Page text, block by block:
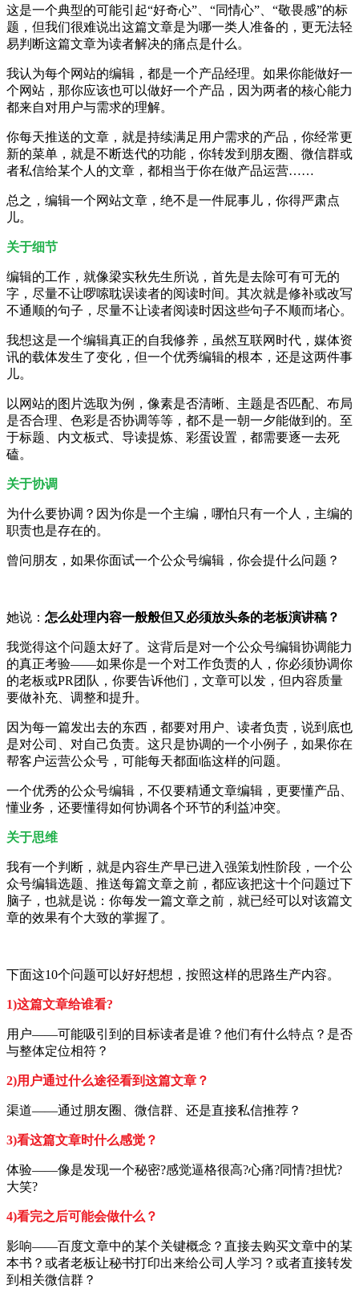
这是一个典型的可能引起“好奇心”、“同情心”、“敬畏感”的标
题，但我们很难说出这篇文章是为哪一类人准备的，更无法轻
易判断这篇文章为读者解决的痛点是什么。
我认为每个网站的编辑，都是一个产品经理。如果你能做好一
个网站，那你应该也可以做好一个产品，因为两者的核心能力
都来自对用户与需求的理解。
你每天推送的文章，就是持续满足用户需求的产品，你经常更
新的菜单，就是不断迭代的功能，你转发到朋友圈、微信群或
者私信给某个人的文章，都相当于你在做产品运营……
总之，编辑一个网站文章，绝不是一件屁事儿，你得严肃点
儿。
关于细节
编辑的工作，就像梁实秋先生所说，首先是去除可有可无的
字，尽量不让啰嗦耽误读者的阅读时间。其次就是修补或改写
不通顺的句子，尽量不让读者阅读时因这些句子不顺而堵心。
我想这是一个编辑真正的自我修养，虽然互联网时代，媒体资
讯的载体发生了变化，但一个优秀编辑的根本，还是这两件事
儿。
以网站的图片选取为例，像素是否清晰、主题是否匹配、布局
是否合理、色彩是否协调等等，都不是一朝一夕能做到的。至
于标题、内文板式、导读提炼、彩蛋设置，都需要逐一去死
磕。
关于协调
为什么要协调？因为你是一个主编，哪怕只有一个人，主编的
职责也是存在的。
曾问朋友，如果你面试一个公众号编辑，你会提什么问题？
她说： 怎么处理内容一般般但又必须放头条的老板演讲稿？
我觉得这个问题太好了。这背后是对一个公众号编辑协调能力
的真正考验——如果你是一个对工作负责的人，你必须协调你
的老板或PR团队，你要告诉他们，文章可以发，但内容质量
要做补充、调整和提升。
因为每一篇发出去的东西，都要对用户、读者负责，说到底也
是对公司、对自己负责。这只是协调的一个小例子，如果你在
帮客户运营公众号，可能每天都面临这样的问题。
一个优秀的公众号编辑，不仅要精通文章编辑，更要懂产品、
懂业务，还要懂得如何协调各个环节的利益冲突。
关于思维
我有一个判断，就是内容生产早已进入强策划性阶段，一个公
众号编辑选题、推送每篇文章之前，都应该把这十个问题过下
脑子，也就是说：你每发一篇文章之前，就已经可以对该篇文
章的效果有个大致的掌握了。
下面这10个问题可以好好想想，按照这样的思路生产内容。
1)这篇文章给谁看?
用户——可能吸引到的目标读者是谁？他们有什么特点？是否
与整体定位相符？
2)用户通过什么途径看到这篇文章？
渠道——通过朋友圈、微信群、还是直接私信推荐？
3)看这篇文章时什么感觉？
体验——像是发现一个秘密?感觉逼格很高?心痛?同情?担忧?
大笑?
4)看完之后可能会做什么？
影响——百度文章中的某个关键概念？直接去购买文章中的某
本书？或者老板让秘书打印出来给公司人学习？或者直接转发
到相关微信群？